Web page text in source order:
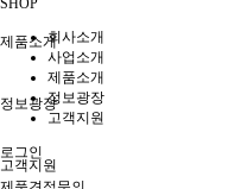
제품소개
정보광장
고객지원
SHOP
회사소개
사업소개
제품소개
정보광장
고객지원
로그인